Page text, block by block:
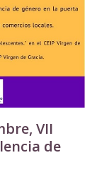
VII
de